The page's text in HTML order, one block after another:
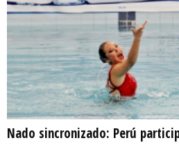
Nado sincronizado: Perú